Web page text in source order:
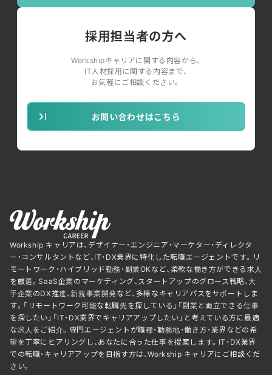
採用担当者の方へ
Workshipキャリアに関する内容から、
IT人材採用に関する内容まで、
お気軽にご相談ください。
お問い合わせはこちら
Workship キャリアは、デザイナー・エンジニア・マーケター・ディレクタ
ー・コンサルタントなど、IT・DX業界に特化した転職エージェントです。リ
モートワーク・ハイブリッド勤務・副業OKなど、柔軟な働き方ができる求人
を厳選。SaaS企業のマーケティング、スタートアップのグロース戦略、大
手企業のDX推進、新規事業開発など、多様なキャリアパスをサポートしま
す。「リモートワーク可能な転職先を探している」「副業と両立できる仕事
を探したい」「IT・DX業界でキャリアアップしたい」と考えている方に最適
な求人をご紹介。専門エージェントが職種・勤務地・働き方・業界などの希
望を丁寧にヒアリングし、あなたに合った仕事を提案します。IT・DX業界
での転職・キャリアアップを目指す方は、Workship キャリアにご相談くだ
さい。